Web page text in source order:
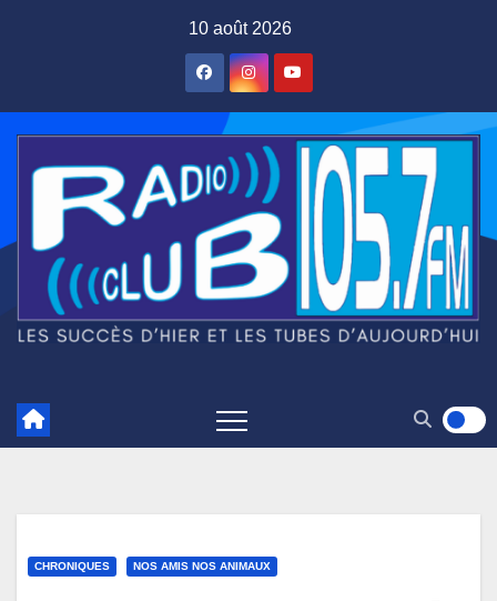
10 août 2026
CHRONIQUES NOS AMIS NOS ANIMAUX